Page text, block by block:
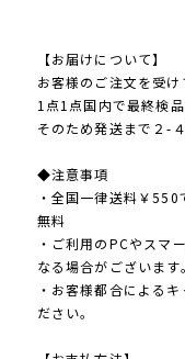
【お届けについて】
お客様のご注文を受け
1点1点国内で最終検
そのため発送まで２-
◆注意事項
・全国一律送料￥
無料
・ご利用のPCやスマ
なる場合がございます。
・お客様都合による
ださい。